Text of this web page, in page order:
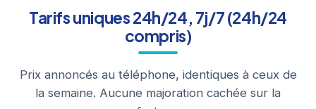
Tarifs uniques 24h/24, 7j/7 (24h/24
compris)
Prix annoncés au téléphone, identiques à ceux de
la semaine. Aucune majoration cachée sur la